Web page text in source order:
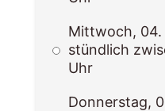
Mittwoch, 04.
stündlich
Uhr
Donnerstag,